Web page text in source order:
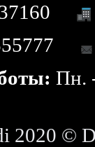
Пн.
2020 ©